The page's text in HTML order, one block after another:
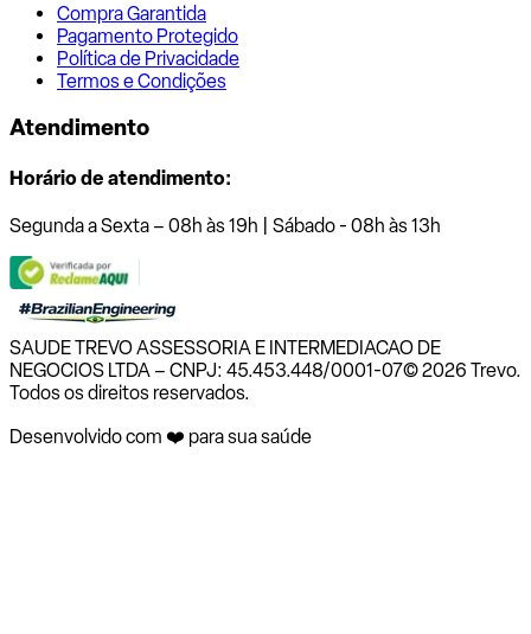
Compra Garantida
Pagamento Protegido
Política de Privacidade
Termos e Condições
Atendimento
Horário de atendimento:
Segunda a Sexta – 08h às 19h | Sábado - 08h às 13h
SAUDE TREVO ASSESSORIA E INTERMEDIACAO DE
NEGOCIOS LTDA – CNPJ: 45.453.448/0001-07© 2026 Trevo.
Todos os direitos reservados.
Desenvolvido com ❤️ para sua saúde